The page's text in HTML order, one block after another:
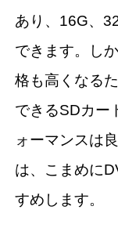
あり、16G、
できます。し
格も高くなる
できるSDカー
ォーマンスは
は、こまめに
すめします。